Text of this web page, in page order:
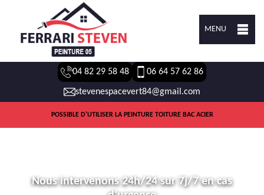
MENU
04 82 29 58 48 06 64 57 62 86
stevenespacevert84@gmail.com
POSSIBLE D'UTILISER LA PEINTURE TOITURE BAC ACIER
Nous intervenons 24h/24 sur 7j/7 en cas